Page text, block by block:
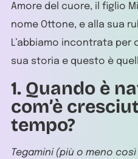
Amore del cuore, il figlio
nome Ottone, e alla sua
L’abbiamo incontrata
sua storia e questo è
1. Quando è
com’è
tempo?
Tegamini (più o meno